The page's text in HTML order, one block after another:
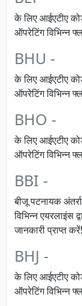
के लिए आईएटीए
ऑपरेटिंग विभिन्न
BHU -
के लिए आईएटीए
ऑपरेटिंग विभिन्न
BHO -
के लिए आईएटीए
ऑपरेटिंग विभिन्न
BBI -
बीजू पटनायक
विभिन्न एयरलाइंस
जानकारी प्राप्त करें!
BHJ -
के लिए आईएटीए कोड
ऑपरेटिंग विभिन्न